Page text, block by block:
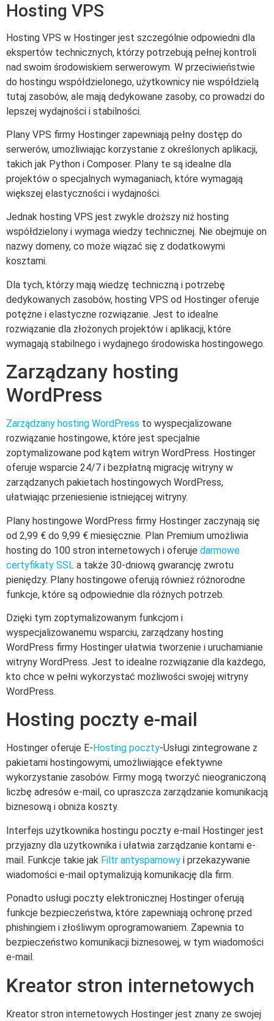
Hosting VPS
Hosting VPS w Hostinger jest szczególnie odpowiedni dla
ekspertów technicznych, którzy potrzebują pełnej kontroli
nad swoim środowiskiem serwerowym. W przeciwieństwie
do hostingu współdzielonego, użytkownicy nie współdzielą
tutaj zasobów, ale mają dedykowane zasoby, co prowadzi do
lepszej wydajności i stabilności.
Plany VPS firmy Hostinger zapewniają pełny dostęp do
serwerów, umożliwiając korzystanie z określonych aplikacji,
takich jak Python i Composer. Plany te są idealne dla
projektów o specjalnych wymaganiach, które wymagają
większej elastyczności i wydajności.
Jednak hosting VPS jest zwykle droższy niż hosting
współdzielony i wymaga wiedzy technicznej. Nie obejmuje on
nazwy domeny, co może wiązać się z dodatkowymi
kosztami.
Dla tych, którzy mają wiedzę techniczną i potrzebę
dedykowanych zasobów, hosting VPS od Hostinger oferuje
potężne i elastyczne rozwiązanie. Jest to idealne
rozwiązanie dla złożonych projektów i aplikacji, które
wymagają stabilnego i wydajnego środowiska hostingowego.
Zarządzany hosting
WordPress
Zarządzany hosting WordPress to wyspecjalizowane
rozwiązanie hostingowe, które jest specjalnie
zoptymalizowane pod kątem witryn WordPress. Hostinger
oferuje wsparcie 24/7 i bezpłatną migrację witryny w
zarządzanych pakietach hostingowych WordPress,
ułatwiając przeniesienie istniejącej witryny.
Plany hostingowe WordPress firmy Hostinger zaczynają się
od 2,99 € do 9,99 € miesięcznie. Plan Premium umożliwia
hosting do 100 stron internetowych i oferuje darmowe
certyfikaty SSL a także 30-dniową gwarancję zwrotu
pieniędzy. Plany hostingowe oferują również różnorodne
funkcje, które są odpowiednie dla różnych potrzeb.
Dzięki tym zoptymalizowanym funkcjom i
wyspecjalizowanemu wsparciu, zarządzany hosting
WordPress firmy Hostinger ułatwia tworzenie i uruchamianie
witryny WordPress. Jest to idealne rozwiązanie dla każdego,
kto chce w pełni wykorzystać możliwości swojej witryny
WordPress.
Hosting poczty e-mail
Hostinger oferuje E- Hosting poczty-Usługi zintegrowane z
pakietami hostingowymi, umożliwiające efektywne
wykorzystanie zasobów. Firmy mogą tworzyć nieograniczoną
liczbę adresów e-mail, co upraszcza zarządzanie komunikacją
biznesową i obniża koszty.
Interfejs użytkownika hostingu poczty e-mail Hostinger jest
przyjazny dla użytkownika i ułatwia zarządzanie kontami e-
mail. Funkcje takie jak Filtr antyspamowy i przekazywanie
wiadomości e-mail optymalizują komunikację dla firm.
Ponadto usługi poczty elektronicznej Hostinger oferują
funkcje bezpieczeństwa, które zapewniają ochronę przed
phishingiem i złośliwym oprogramowaniem. Zapewnia to
bezpieczeństwo komunikacji biznesowej, w tym wiadomości
e-mail.
Kreator stron internetowych
Kreator stron internetowych Hostinger jest znany ze swojej